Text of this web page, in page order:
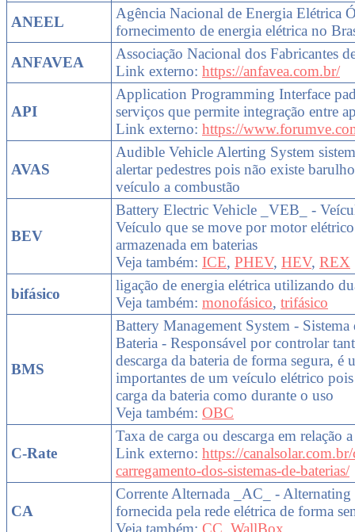
ANEEL
Agência Nacional de Energia Elétrica
fornecimento de energia elétrica no
ANFAVEA
Associação Nacional dos Fabricantes
Link externo: https://anfavea.com.br/
API
Application Programming Interface
serviços que permite integração entre
Link externo: https://
AVAS
Audible Vehicle Alerting System
alertar pedestres pois não existe
veículo a combustão
BEV
Battery Electric Vehicle _VEB_ -
Veículo que se move por motor
armazenada em baterias
Veja também: ICE, PHEV, HEV, REX
bifásico
ligação de energia elétrica utilizando
Veja também: monofásico, trifásico
BMS
Battery Management System - Sistema
Bateria - Responsável por controlar
descarga da bateria de forma segura, é
importantes de um veículo elétrico
carga da bateria como durante o uso
Veja também: OBC
C-Rate
Taxa de carga ou descarga em relação
Link externo: https://
carregamento-dos-sistemas-de-baterias/
CA
Corrente Alternada _AC_ - Alternating
fornecida pela rede elétrica de forma
Veja também: CC WallBox